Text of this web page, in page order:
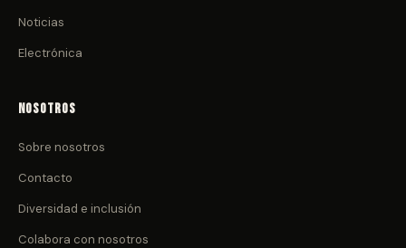
Noticias
Electrónica
Nosotros
Sobre nosotros
Contacto
Diversidad e inclusión
Colabora con nosotros